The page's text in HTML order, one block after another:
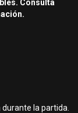
Consulta
la partida.